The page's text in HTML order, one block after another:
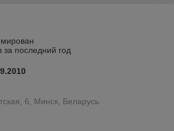
последний год
6, Минск, Беларусь